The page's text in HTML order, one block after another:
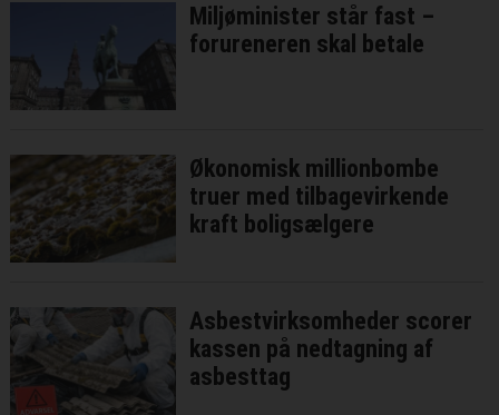
Miljøminister står fast –
forureneren skal betale
Økonomisk millionbombe
truer med tilbagevirkende
kraft boligsælgere
Asbestvirksomheder scorer
kassen på nedtagning af
asbesttag